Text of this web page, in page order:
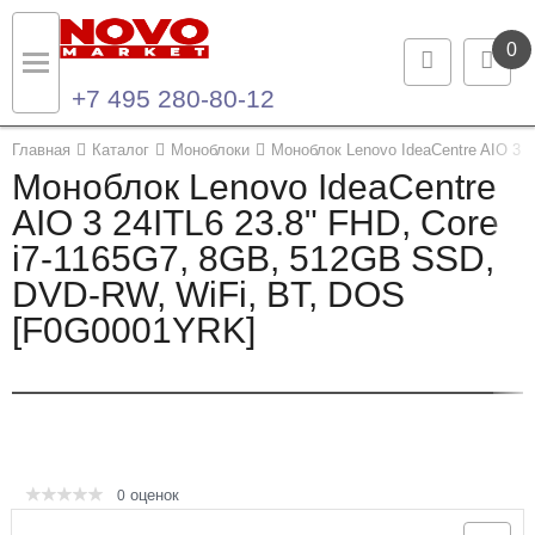
0
+7 495 280-80-12
Главная Каталог Моноблоки Моноблок Lenovo IdeaCentre AIO 3
Моноблок Lenovo IdeaCentre
AIO 3 24ITL6 23.8" FHD, Core
i7-1165G7, 8GB, 512GB SSD,
DVD-RW, WiFi, BT, DOS
[F0G0001YRK]
0 оценок
Назад
Каталог продукции
Ноутбуки и ультрабуки
Компьютеры
Назад
Контакты
Контактная информация